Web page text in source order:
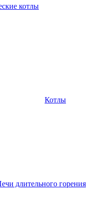
котлы
Котлы
длительного горения